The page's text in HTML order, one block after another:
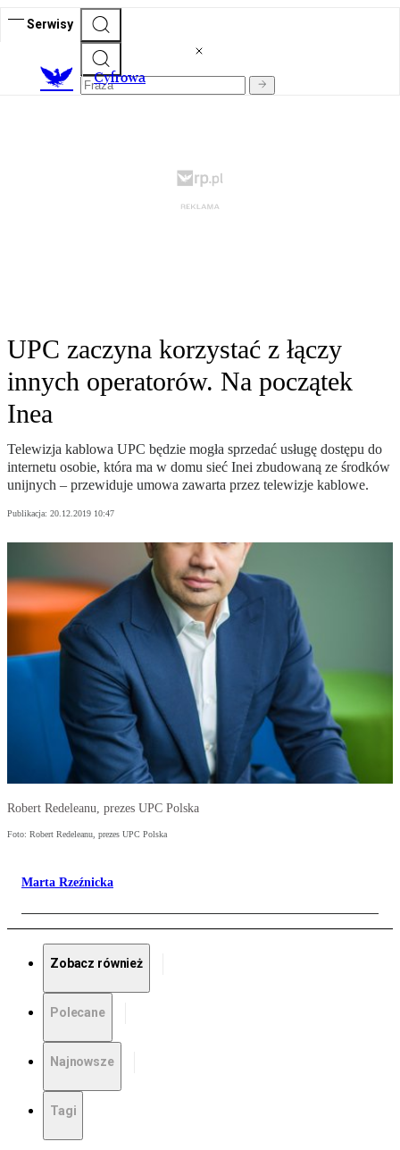
Serwisy
Cyfrowa
UPC zaczyna korzystać z łączy
innych operatorów. Na początek
Inea
Telewizja kablowa UPC będzie mogła sprzedać usługę dostępu do
internetu osobie, która ma w domu sieć Inei zbudowaną ze środków
unijnych – przewiduje umowa zawarta przez telewizje kablowe.
Publikacja: 20.12.2019 10:47
Robert Redeleanu, prezes UPC Polska
Foto: Robert Redeleanu, prezes UPC Polska
Marta Rzeźnicka
Zobacz również
Polecane
Najnowsze
Tagi